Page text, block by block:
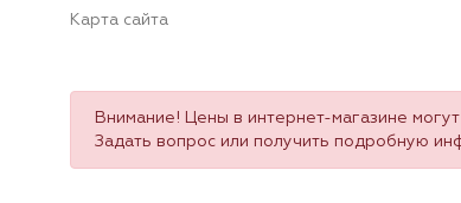
Карта сайта
Внимание! Цены в интернет-магазине
Задать вопрос или получить подробную